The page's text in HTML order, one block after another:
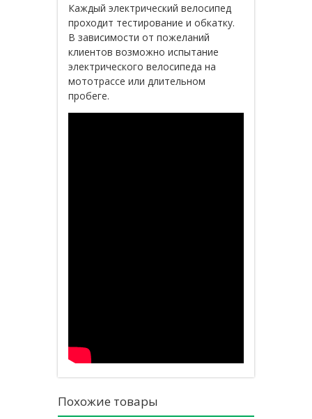
Каждый электрический велосипед
проходит тестирование и обкатку.
В зависимости от пожеланий
клиентов возможно испытание
электрического велосипеда на
мототрассе или длительном
пробеге.
Похожие товары